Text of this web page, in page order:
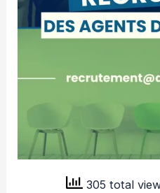
305 total